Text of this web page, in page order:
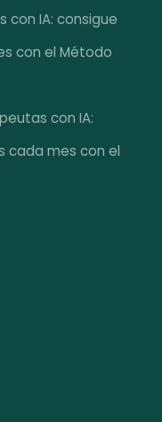
con IA: consigue
con el Método
con IA:
cada mes con el